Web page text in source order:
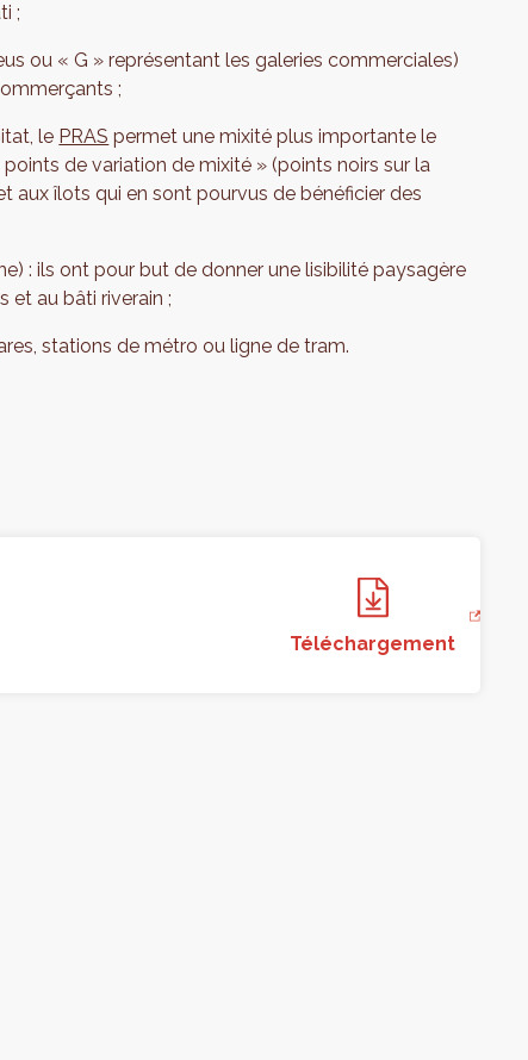
;
ou « G » représentant les galeries commerciales)
;
le PRAS permet une mixité plus importante le
de variation de mixité » (points noirs sur la
aux îlots qui en sont pourvus de bénéficier des
: ils ont pour but de donner une lisibilité paysagère
et au bâti riverain ;
stations de métro ou ligne de tram.
Téléchargement